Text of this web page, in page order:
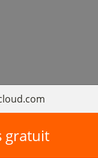
gratuit